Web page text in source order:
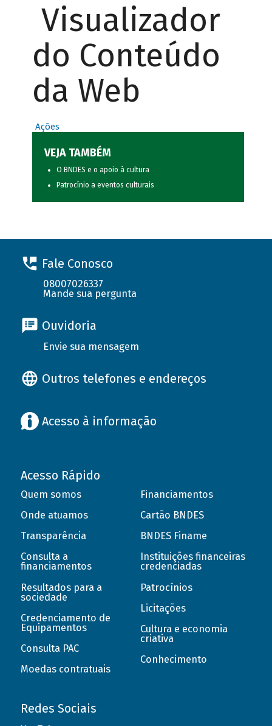
Visualizador
do Conteúdo
da Web
Ações
VEJA TAMBÉM
O BNDES e o apoio à cultura
Patrocínio a eventos culturais
Fale Conosco
08007026337
Mande sua pergunta
Ouvidoria
Envie sua mensagem
Outros telefones e endereços
Acesso à informação
Acesso Rápido
Quem somos
Onde atuamos
Transparência
Consulta a
financiamentos
Resultados para a
sociedade
Credenciamento de
Equipamentos
Consulta PAC
Moedas contratuais
Financiamentos
Cartão BNDES
BNDES Finame
Instituições financeiras
credenciadas
Patrocínios
Licitações
Cultura e economia
criativa
Conhecimento
Redes Sociais